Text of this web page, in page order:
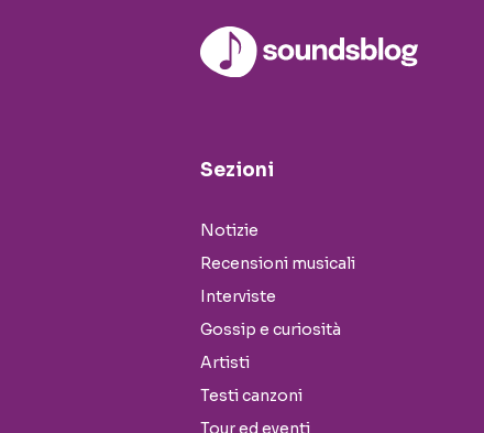
Sezioni
Notizie
Recensioni musicali
Interviste
Gossip e curiosità
Artisti
Testi canzoni
Tour ed eventi